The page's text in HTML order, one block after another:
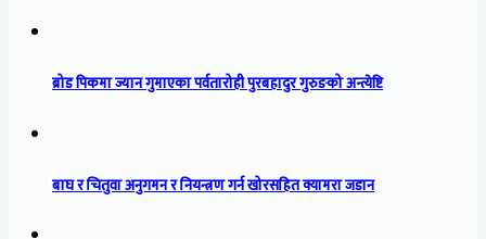
ब्रोड पिकमा ज्यान गुमाएका पर्वतारोही पुरबहादुर गुरुङको अन्त्येष्टि
बाघ र चितुवा अनुगमन र नियन्त्रण गर्न खोरसहित क्यामरा जडान